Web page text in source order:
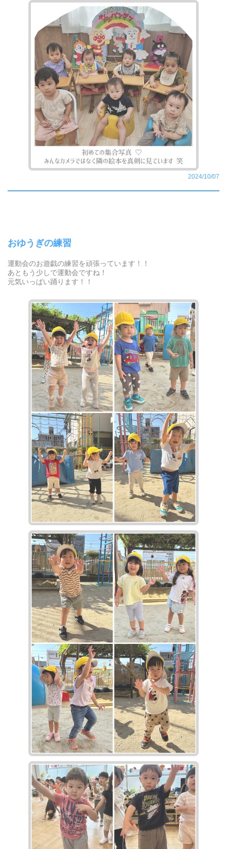
2024/10/07
おゆうぎの練習
運動会のお遊戯の練習を頑張っています！！
あともう少しで運動会ですね！
元気いっぱい踊ります！！